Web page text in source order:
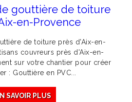
gouttière de toiture
en-Provence
de toiture près d'Aix-en-
couvreurs près d'Aix-en-
sur votre chantier pour créer
: Gouttière en PVC...
SAVOIR PLUS